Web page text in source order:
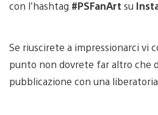
con l’hashtag #PSFanArt su
Se riuscirete a impressionarci vi
punto non dovrete far altro che
pubblicazione con una